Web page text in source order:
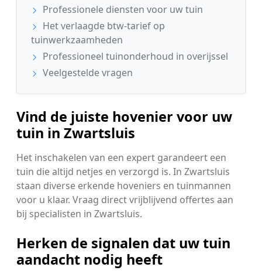
Professionele diensten voor uw tuin
Het verlaagde btw-tarief op
tuinwerkzaamheden
Professioneel tuinonderhoud in overijssel
Veelgestelde vragen
Vind de juiste hovenier voor uw
tuin in Zwartsluis
Het inschakelen van een expert garandeert een
tuin die altijd netjes en verzorgd is. In Zwartsluis
staan diverse erkende hoveniers en tuinmannen
voor u klaar. Vraag direct vrijblijvend offertes aan
bij specialisten in Zwartsluis.
Herken de signalen dat uw tuin
aandacht nodig heeft